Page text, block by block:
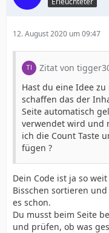
12. August 2020 um 09:47
Zitat von
Hast du eine Idee zu
schaffen das der
Seite automatisch
verwendet wird und
ich die Count Taste
fügen ?
Dein Code ist ja so
Bisschen sortieren
es schon.
Du musst beim Seite
und prüfen, ob was